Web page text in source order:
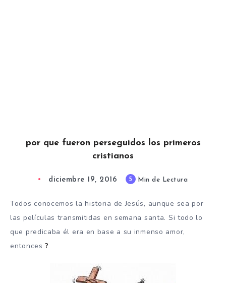
por que fueron perseguidos los primeros
cristianos
diciembre 19, 2016 5 Min de Lectura
Todos conocemos la historia de Jesús, aunque sea por
las películas transmitidas en semana santa. Si todo lo
que predicaba él era en base a su inmenso amor,
entonces?